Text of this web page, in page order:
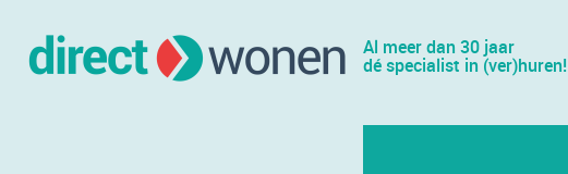
Al meer dan 30 jaar
dé specialist in (ver)huren!